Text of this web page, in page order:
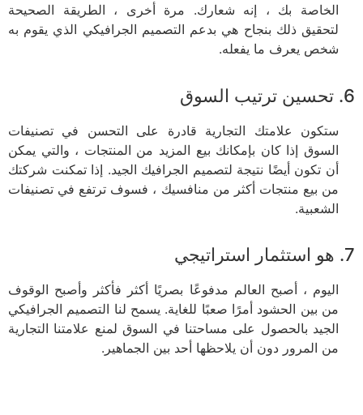
الخاصة بك ، إنه شعارك. مرة أخرى ، الطريقة الصحيحة
لتحقيق ذلك بنجاح هي بدعم التصميم الجرافيكي الذي يقوم به
شخص يعرف ما يفعله.
6. تحسين ترتيب السوق
ستكون علامتك التجارية قادرة على التحسن في تصنيفات
السوق إذا كان بإمكانك بيع المزيد من المنتجات ، والتي يمكن
أن تكون أيضًا نتيجة لتصميم الجرافيك الجيد. إذا تمكنت شركتك
من بيع منتجات أكثر من منافسيك ، فسوف ترتفع في تصنيفات
الشعبية.
7. هو استثمار استراتيجي
اليوم ، أصبح العالم مدفوعًا بصريًا أكثر فأكثر وأصبح الوقوف
من بين الحشود أمرًا صعبًا للغاية. يسمح لنا التصميم الجرافيكي
الجيد بالحصول على مساحتنا في السوق لمنع علامتنا التجارية
من المرور دون أن يلاحظها أحد بين الجماهير.